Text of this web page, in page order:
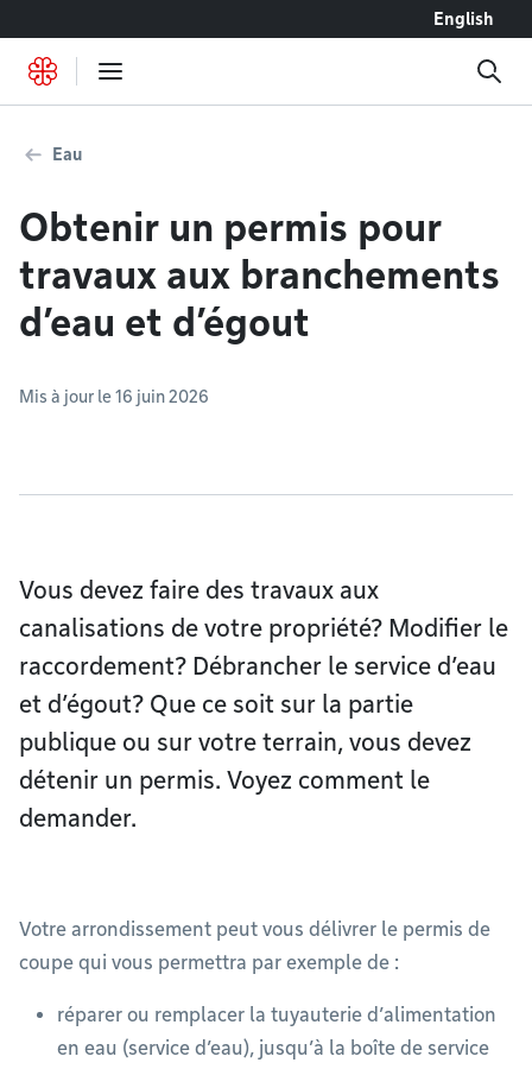
English
Eau
Obtenir un permis pour
travaux aux branchements
d’eau et d’égout
Mis à jour le 16 juin 2026
Vous devez faire des travaux aux
canalisations de votre propriété? Modifier le
raccordement? Débrancher le service d’eau
et d’égout? Que ce soit sur la partie
publique ou sur votre terrain, vous devez
détenir un permis. Voyez comment le
demander.
Votre arrondissement peut vous délivrer le permis de
coupe qui vous permettra par exemple de :
réparer ou remplacer la tuyauterie d’alimentation
en eau (service d’eau), jusqu’à la boîte de service